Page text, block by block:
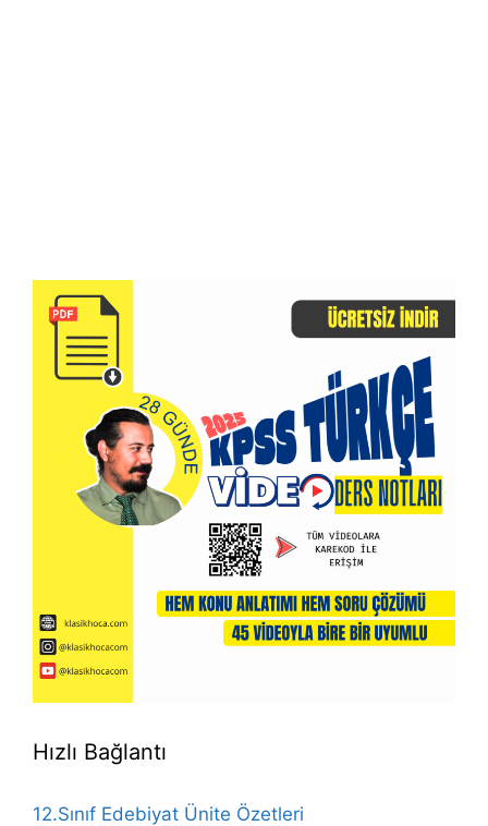
Hızlı Bağlantı
12.Sınıf Edebiyat Ünite Özetleri